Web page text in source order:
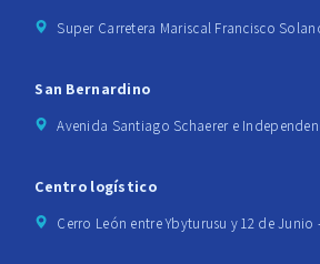
Super Carretera Mariscal Francisco
San Bernardino
Avenida Santiago Schaerer e
Centro logístico
Cerro León entre Ybyturusu y 12 de